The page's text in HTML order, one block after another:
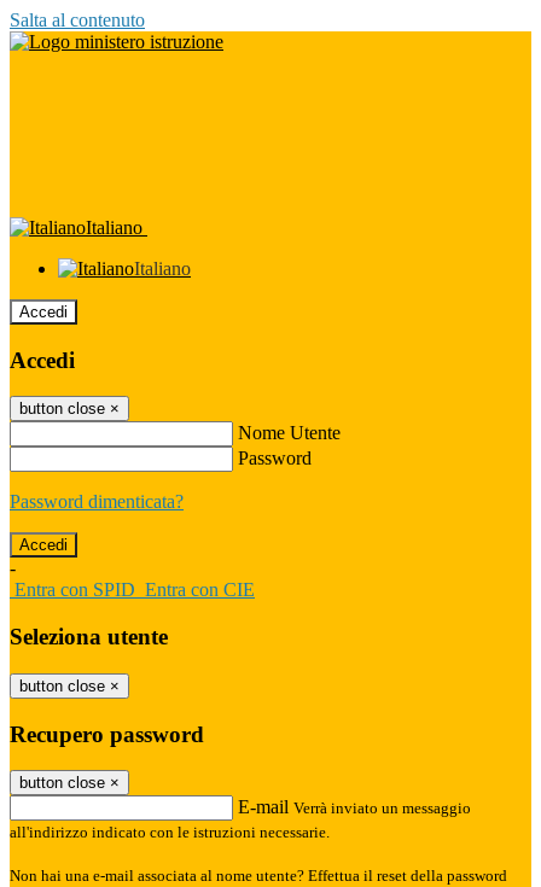
Salta al contenuto
Italiano
Italiano
Accedi
Accedi
button close ×
Nome Utente
Password
Password dimenticata?
-
Entra con SPID Entra con CIE
Seleziona utente
button close ×
Recupero password
button close ×
E-mail Verrà inviato un messaggio
all'indirizzo indicato con le istruzioni necessarie.
Non hai una e-mail associata al nome utente? Effettua il reset della password